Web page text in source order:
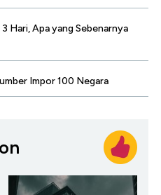
Hari, Apa yang Sebenarnya
Impor 100 Negara